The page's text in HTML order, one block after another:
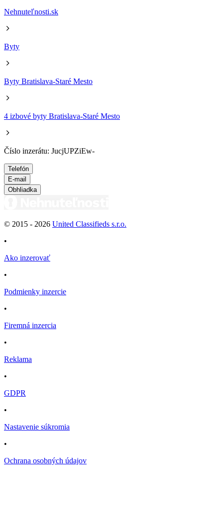
Nehnuteľnosti.sk
Byty
Byty Bratislava-Staré Mesto
4 izbové byty Bratislava-Staré Mesto
Číslo inzerátu: JucjUPZiEw-
Telefón
E-mail
Obhliadka
© 2015 - 2026 United Classifieds s.r.o.
•
Ako inzerovať
•
Podmienky inzercie
•
Firemná inzercia
•
Reklama
•
GDPR
•
Nastavenie súkromia
•
Ochrana osobných údajov